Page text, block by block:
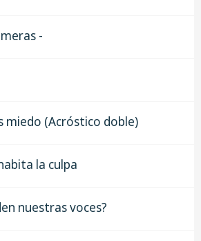
-
miedo (Acróstico doble)
la culpa
nuestras voces?